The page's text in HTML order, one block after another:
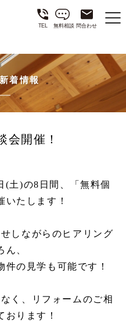
TEL 無料相談 問合わせ
新着情報
会開催！
(土)の8日間、「無料個
いたします！
しながらのヒアリング
ん、
の見学も可能です！
く、リフォームのご相
おります！